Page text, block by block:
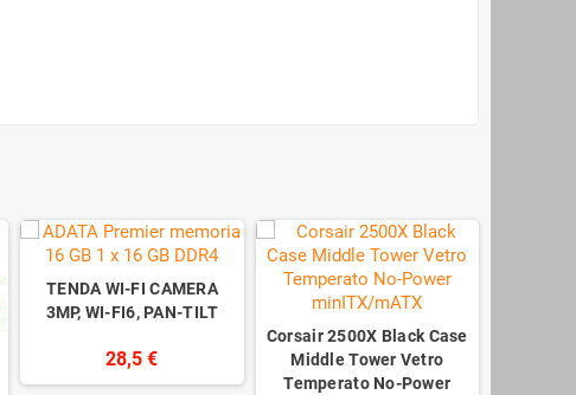
TENDA WI-FI CAMERA
3MP, WI-FI6, PAN-TILT
28,5 €
Corsair 2500X Black Case
Middle Tower Vetro
Temperato No-Power